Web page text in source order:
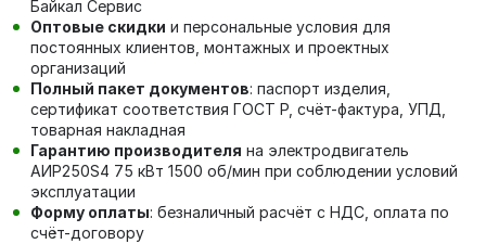
Байкал Сервис
Оптовые скидки и персональные условия для
постоянных клиентов, монтажных и проектных
организаций
Полный пакет документов: паспорт изделия,
сертификат соответствия ГОСТ Р, счёт-фактура, УПД,
товарная накладная
Гарантию производителя на электродвигатель
АИР250S4 75 кВт 1500 об/мин при соблюдении условий
эксплуатации
Форму оплаты: безналичный расчёт с НДС, оплата по
счёт-договору